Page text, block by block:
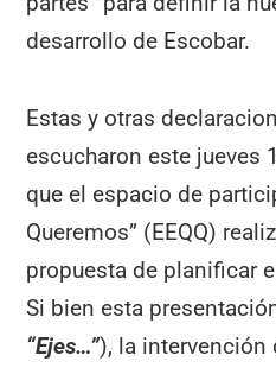
desarrollo de Escobar.
Estas y otras
escucharon este jueves
que el espacio de
Queremos” (EEQQ)
propuesta de planificar
Si bien esta
“Ejes…”), la